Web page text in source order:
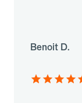
Benoit D.